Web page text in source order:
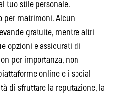
tuo stile personale.
per matrimoni. Alcuni
gratuite, mentre altri
opzioni e assicurati di
per importanza, non
online e i social
di sfruttare la reputazione, la